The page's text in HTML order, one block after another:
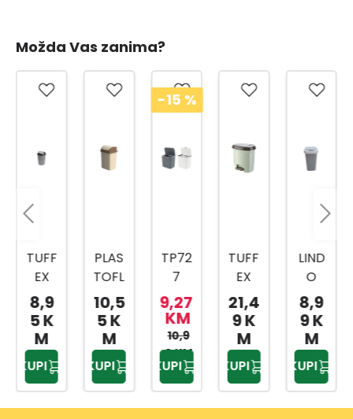
Možda Vas zanima?
TUFF
EX
KANT
A ZA
SME
ĆE
25L
TP22
34
8,9
5 K
M
KUPI
PLAS
TOFL
EX
KANT
A ZA
SME
ĆE
24L
10,5
5 K
M
KUPI
-15 %
TP72
7
KANT
A ZA
KUHI
NJSK
I
OTP
AD
9,27
KM
10,9
0 KM
KUPI
TUFF
EX
TP22
04
KANT
A ZA
SME
ĆE
NO:4
21,4
9 K
M
KUPI
LIND
O
KANT
A
SVIJE
TLO
SIVA
12L
8,9
9 K
M
KUPI